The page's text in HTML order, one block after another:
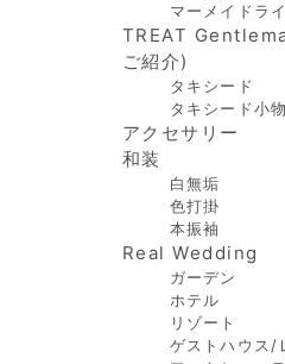
マーメイドラ
TREAT
ご紹介)
タキシード
タキシード小物
アクセサリー
和装
白無垢
色打掛
本振袖
Real Wedding
ガーデン
ホテル
リゾート
ゲストハウス/